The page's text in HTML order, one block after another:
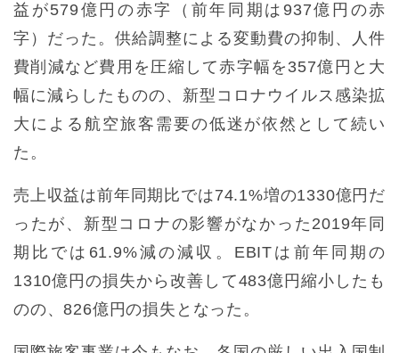
益が579億円の赤字（前年同期は937億円の赤
字）だった。供給調整による変動費の抑制、人件
費削減など費用を圧縮して赤字幅を357億円と大
幅に減らしたものの、新型コロナウイルス感染拡
大による航空旅客需要の低迷が依然として続い
た。
売上収益は前年同期比では74.1%増の1330億円だ
ったが、新型コロナの影響がなかった2019年同
期比では61.9%減の減収。EBITは前年同期の
1310億円の損失から改善して483億円縮小したも
のの、826億円の損失となった。